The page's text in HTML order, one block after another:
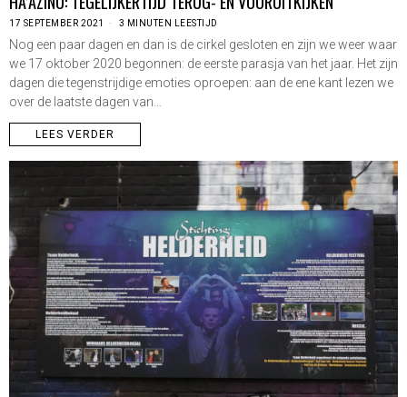
17 SEPTEMBER 2021 3 MINUTEN LEESTIJD
Nog een paar dagen en dan is de cirkel gesloten en zijn we weer waar
we 17 oktober 2020 begonnen: de eerste parasja van het jaar. Het zijn
dagen die tegenstrijdige emoties oproepen: aan de ene kant lezen we
over de laatste dagen van…
LEES VERDER